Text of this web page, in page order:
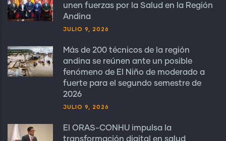
unen fuerzas por la Salud en la Región
Andina
JULIO 9, 2026
Más de 200 técnicos de la región
andina se reúnen ante un posible
fenómeno de El Niño de moderado a
fuerte para el segundo semestre de
2026
JULIO 9, 2026
El ORAS-CONHU impulsa la
transformación digital en salud